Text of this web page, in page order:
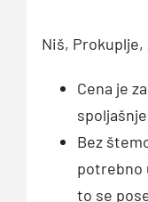
Niš, Prokuplje,
Cena je
Bez
potrebno
to se